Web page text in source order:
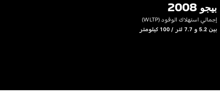
بيجو 2008
إجمالي استهلاك الوقود (WLTP)
بين 5.2 و 7.7 لتر / 100 كيلومتر